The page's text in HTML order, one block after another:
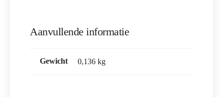
Aanvullende informatie
Gewicht 0,136 kg